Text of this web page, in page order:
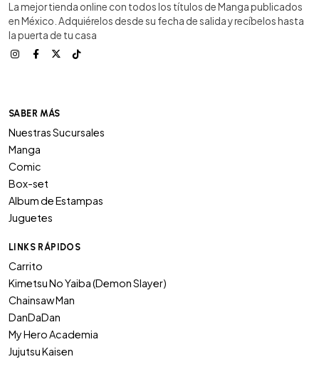
La mejor tienda online con todos los títulos de Manga publicados
en México. Adquiérelos desde su fecha de salida y recíbelos hasta
la puerta de tu casa
SABER MÁS
Nuestras Sucursales
Manga
Comic
Box-set
Album de Estampas
Juguetes
LINKS RÁPIDOS
Carrito
Kimetsu No Yaiba (Demon Slayer)
Chainsaw Man
DanDaDan
My Hero Academia
Jujutsu Kaisen